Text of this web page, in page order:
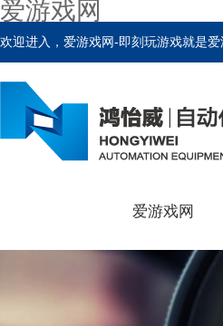
爱游戏网
欢迎进入，爱游戏网-即刻玩游戏就是爱
爱游戏网